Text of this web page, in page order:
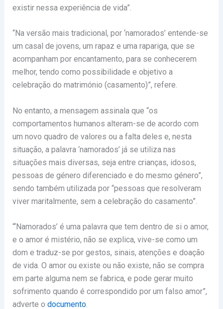
existir nessa experiência de vida”.
“Na versão mais tradicional, por ‘namorados’ entende-se
um casal de jovens, um rapaz e uma rapariga, que se
acompanham por encantamento, para se conhecerem
melhor, tendo como possibilidade e objetivo a
celebração do matrimónio (casamento)”, refere.
No entanto, a mensagem assinala que “os
comportamentos humanos alteram-se de acordo com
um novo quadro de valores ou a falta deles e, nesta
situação, a palavra ‘namorados’ já se utiliza nas
situações mais diversas, seja entre crianças, idosos,
pessoas de género diferenciado e do mesmo género”,
sendo também utilizada por “pessoas que resolveram
viver maritalmente, sem a celebração do casamento”.
“‘Namorados’ é uma palavra que tem dentro de si o amor,
e o amor é mistério, não se explica, vive-se como um
dom e traduz-se por gestos, sinais, atenções e doação
de vida. O amor ou existe ou não existe, não se compra
em parte alguma nem se fabrica, e pode gerar muito
sofrimento quando é correspondido por um falso amor”,
adverte o documento.